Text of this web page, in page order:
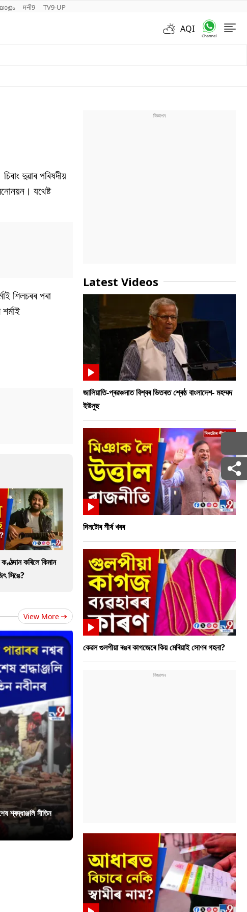
मनी9 TV9-UP
AQI
দুৱাৰ পৰিষদীয়
যথেষ্ট
শিলচৰৰ পৰা
কৰিলে কিমান
সিঙে?
View More
শ্ৰদ্ধাঞ্জলি নীতিন
Latest Videos
জালিয়াতি-প্ৰৱঞ্চনাত বিশ্বৰ ভিতৰত শ্ৰেষ্ঠ বাংলাদেশ- মহম্মদ
ইউনুছ
দিনটোৰ শীৰ্ষ খবৰ
কেৱল গুলপীয়া ৰঙৰ কাগজেৰে কিয় মেৰিয়াই সোণৰ গহনা?